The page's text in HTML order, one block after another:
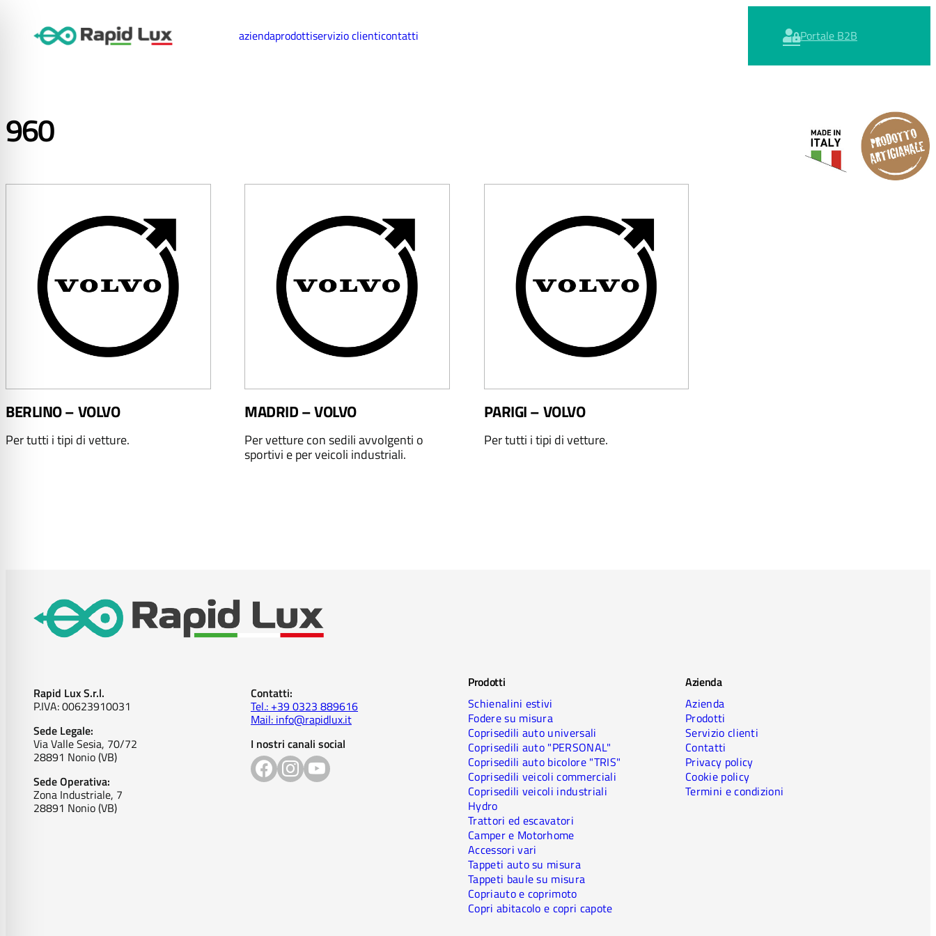
aziendaprodottiservizio clienticontatti Portale B2B
960
BERLINO – VOLVO
Per tutti i tipi di vetture.
MADRID – VOLVO
Per vetture con sedili avvolgenti o
sportivi e per veicoli industriali.
PARIGI – VOLVO
Per tutti i tipi di vetture.
Rapid Lux S.r.l.
P.IVA: 00623910031
Sede Legale:
Via Valle Sesia, 70/72
28891 Nonio (VB)
Sede Operativa:
Zona Industriale, 7
28891 Nonio (VB)
Contatti:
Tel.: +39 0323 889616
Mail: info@rapidlux.it
I nostri canali social
Prodotti
Schienalini estivi
Fodere su misura
Coprisedili auto universali
Coprisedili auto "PERSONAL"
Coprisedili auto bicolore "TRIS"
Coprisedili veicoli commerciali
Coprisedili veicoli industriali
Hydro
Trattori ed escavatori
Camper e Motorhome
Accessori vari
Tappeti auto su misura
Tappeti baule su misura
Copriauto e coprimoto
Copri abitacolo e copri capote
Azienda
Azienda
Prodotti
Servizio clienti
Contatti
Privacy policy
Cookie policy
Termini e condizioni